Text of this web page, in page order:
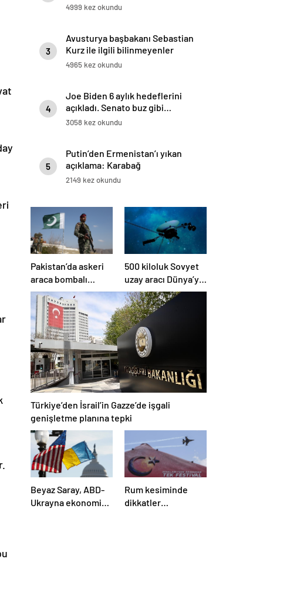
4999 kez okundu
3
Avusturya başbakanı Sebastian
Kurz ile ilgili bilinmeyenler
4965 kez okundu
4
Joe Biden 6 aylık hedeflerini
açıkladı. Senato buz gibi…
3058 kez okundu
5
Putin’den Ermenistan’ı yıkan
açıklama: Karabağ
Azerbaycan’ın ayrılmaz bir
2149 kez okundu
Pakistan’da askeri
araca bombalı
saldırı düzenlendi
500 kiloluk Sovyet
uzay aracı Dünya’ya
düşüyor: Türkiye de
risk altında
Türkiye’den İsrail’in Gazze’de işgali
genişletme planına tepki
Beyaz Saray, ABD-
Ukrayna ekonomik
Rum kesiminde
dikkatler